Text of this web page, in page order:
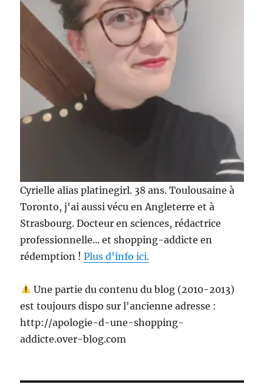
(bilan
mois
10
pan)
Cyrielle alias platinegirl. 38 ans. Toulousaine à
Toronto, j'ai aussi vécu en Angleterre et à
Strasbourg. Docteur en sciences, rédactrice
professionnelle... et shopping-addicte en
rédemption !Plus d'info ici.
Une partie du contenu du blog (2010-2013)
est toujours dispo sur l'ancienne adresse :
http://apologie-d-une-shopping-
addicte.over-blog.com